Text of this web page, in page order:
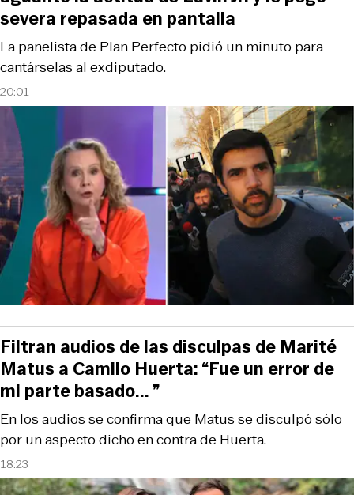
20:01
La panelista de Plan Perfecto pidió un minuto para
cantárselas al exdiputado.
severa repasada en pantalla
18:23
En los audios se confirma que Matus se disculpó sólo
por un aspecto dicho en contra de Huerta.
Filtran audios de las disculpas de Marité
Matus a Camilo Huerta: “Fue un error de
mi parte basado... ”